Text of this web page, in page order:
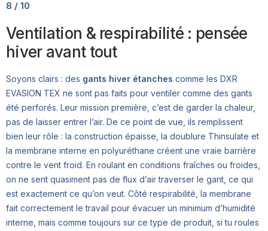
8 / 10
Ventilation & respirabilité : pensée
hiver avant tout
Soyons clairs : des gants hiver étanches comme les DXR
EVASION TEX ne sont pas faits pour ventiler comme des gants
été perforés. Leur mission première, c’est de garder la chaleur,
pas de laisser entrer l’air. De ce point de vue, ils remplissent
bien leur rôle : la construction épaisse, la doublure Thinsulate et
la membrane interne en polyuréthane créent une vraie barrière
contre le vent froid. En roulant en conditions fraîches ou froides,
on ne sent quasiment pas de flux d’air traverser le gant, ce qui
est exactement ce qu’on veut. Côté respirabilité, la membrane
fait correctement le travail pour évacuer un minimum d’humidité
interne, mais comme toujours sur ce type de produit, si tu roules